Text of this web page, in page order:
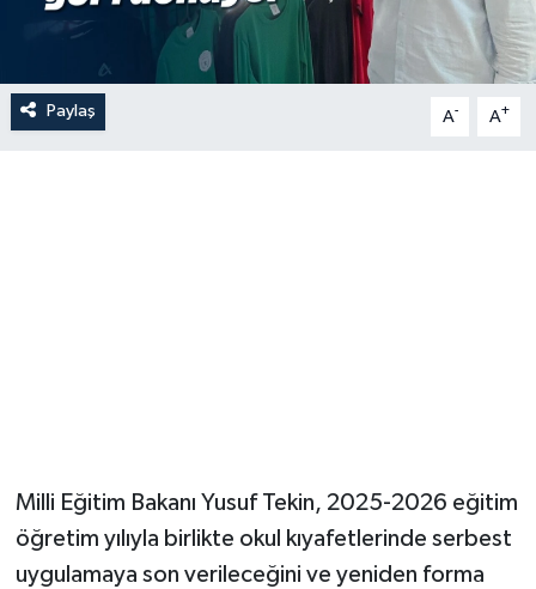
Paylaş A- A+
Milli Eğitim Bakanı Yusuf Tekin, 2025-2026 eğitim
öğretim yılıyla birlikte okul kıyafetlerinde serbest
uygulamaya son verileceğini ve yeniden forma